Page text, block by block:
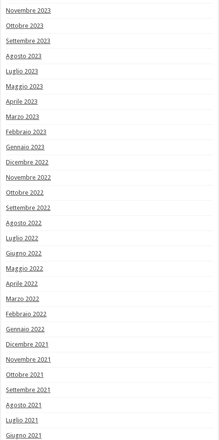
Novembre 2023
Ottobre 2023
Settembre 2023
Agosto 2023
Luglio 2023
Maggio 2023
Aprile 2023
Marzo 2023
Febbraio 2023
Gennaio 2023
Dicembre 2022
Novembre 2022
Ottobre 2022
Settembre 2022
Agosto 2022
Luglio 2022
Giugno 2022
Maggio 2022
Aprile 2022
Marzo 2022
Febbraio 2022
Gennaio 2022
Dicembre 2021
Novembre 2021
Ottobre 2021
Settembre 2021
Agosto 2021
Luglio 2021
Giugno 2021